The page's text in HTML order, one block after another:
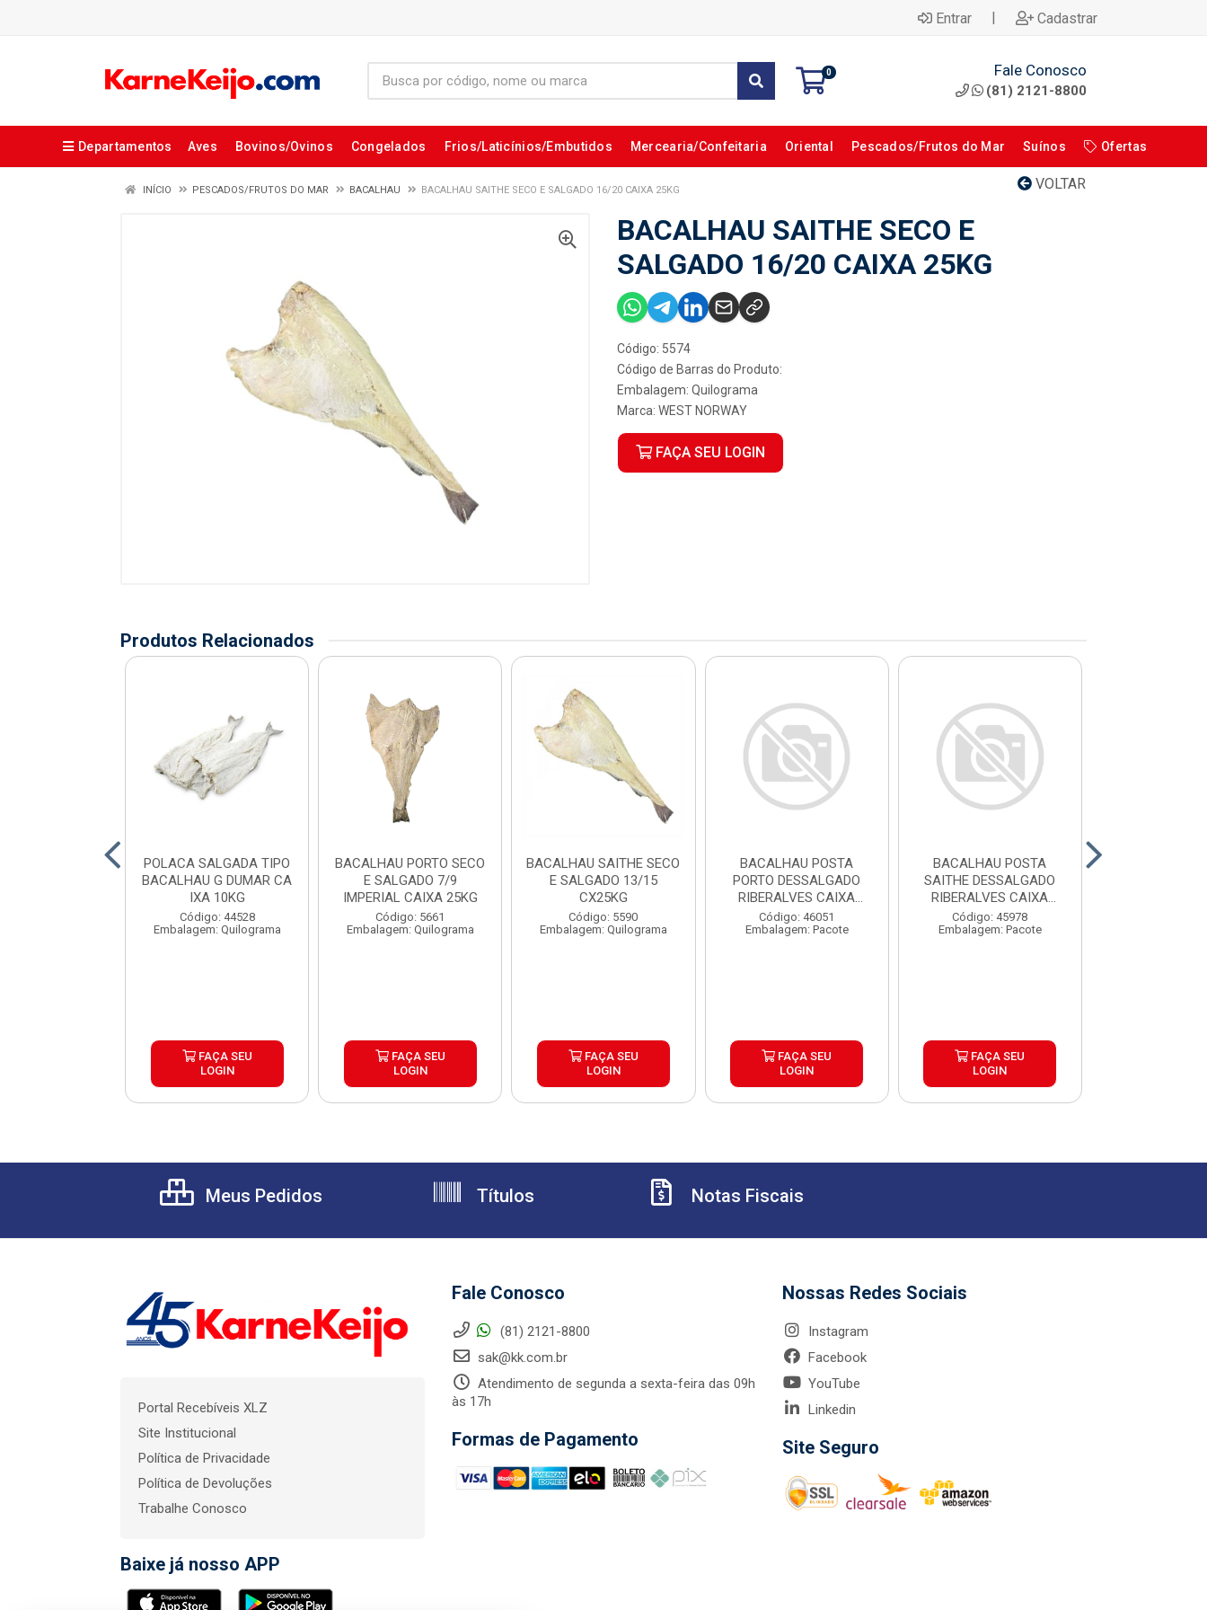
Entrar | Cadastrar
0 Fale Conosco
(81) 2121-8800
Departamentos Aves Bovinos/Ovinos Congelados Frios/Laticínios/Embutidos Mercearia/Confeitaria Oriental Pescados/Frutos do Mar Suínos Ofertas
VOLTAR
INÍCIO PESCADOS/FRUTOS DO MAR BACALHAU BACALHAU SAITHE SECO E SALGADO 16/20 CAIXA 25KG
BACALHAU SAITHE SECO E
SALGADO 16/20 CAIXA 25KG
Código: 5574
Código de Barras do Produto:
Embalagem: Quilograma
Marca: WEST NORWAY
FAÇA SEU LOGIN
Produtos Relacionados
POLACA SALGADA TIPO
BACALHAU G DUMAR CA
IXA 10KG
Código: 44528
Embalagem: Quilograma
FAÇA SEU
LOGIN
BACALHAU PORTO SECO
E SALGADO 7/9
IMPERIAL CAIXA 25KG
Código: 5661
Embalagem: Quilograma
FAÇA SEU
LOGIN
BACALHAU SAITHE SECO
E SALGADO 13/15
CX25KG
Código: 5590
Embalagem: Quilograma
FAÇA SEU
LOGIN
BACALHAU POSTA
PORTO DESSALGADO
RIBERALVES CAIXA
10X800G
Código: 46051
Embalagem: Pacote
FAÇA SEU
LOGIN
BACALHAU POSTA
SAITHE DESSALGADO
RIBERALVES CAIXA
8X1KG
Código: 45978
Embalagem: Pacote
FAÇA SEU
LOGIN
Meus Pedidos Títulos Notas Fiscais
Portal Recebíveis XLZ
Site Institucional
Política de Privacidade
Política de Devoluções
Trabalhe Conosco
Baixe já nosso APP
Fale Conosco
(81) 2121-8800
sak@kk.com.br
Atendimento de segunda a sexta-feira das 09h
às 17h
Formas de Pagamento
Nossas Redes Sociais
Instagram
Facebook
YouTube
Linkedin
Site Seguro